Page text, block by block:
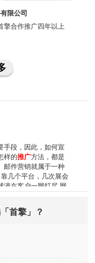
限公司
擎合作推广四年以上
手段，因此，如何宣
样的推广方法，都是
邮件营销就属于一种
几个平台，几次展会
潜在客户一网打尽 网
平衡点，虽然不花
要精雕细琢的手段。
主流的
首擎」？